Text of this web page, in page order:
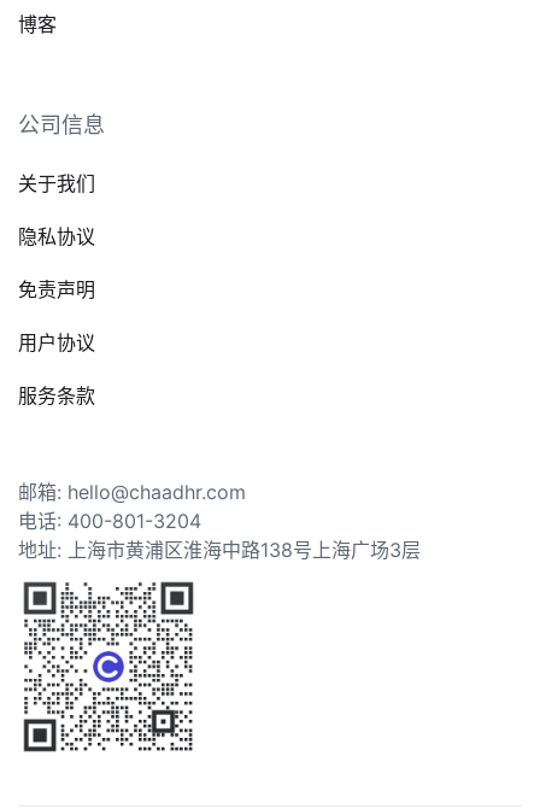
博客
公司信息
关于我们
隐私协议
免责声明
用户协议
服务条款
邮箱: hello@chaadhr.com
电话: 400-801-3204
地址: 上海市黄浦区淮海中路138号上海广场3层